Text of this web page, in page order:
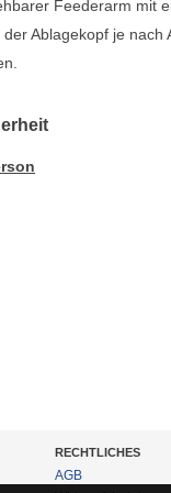
Feederarm mit
Ablagekopf je
RECHTLICHES
AGB